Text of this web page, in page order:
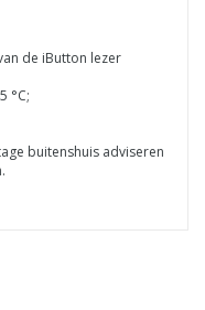
de iButton lezer
°C;
buitenshuis adviseren